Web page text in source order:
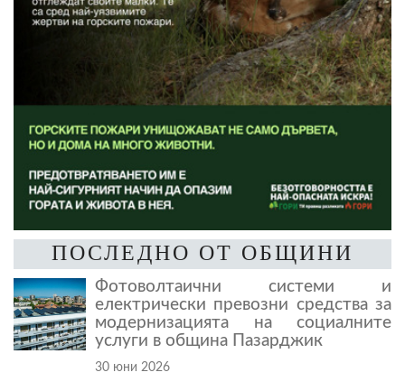
ПОСЛЕДНО ОТ ОБЩИНИ
Фотоволтаични системи и
електрически превозни средства за
модернизацията на социалните
услуги в община Пазарджик
30 юни 2026